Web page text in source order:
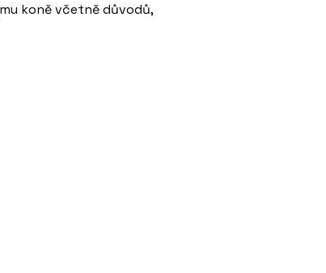
koně včetně důvodů,